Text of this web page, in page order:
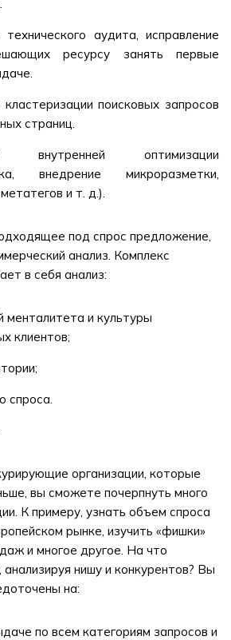
аудита, исправление
ресурсу занять первые
поисковых запросов
страниц.
внутренней оптимизации
внедрение микроразметки,
и т. д.).
под спрос предложение,
анализ. Комплекс
в себя анализ:
менталитета и культуры
клиентов;
спроса.
организации, которые
вы сможете почерпнуть много
К примеру, узнать объем спроса
рынке, изучить «фишки»
и многое другое. На что
нишу и конкурентов? Вы
на:
по всем категориям запросов и